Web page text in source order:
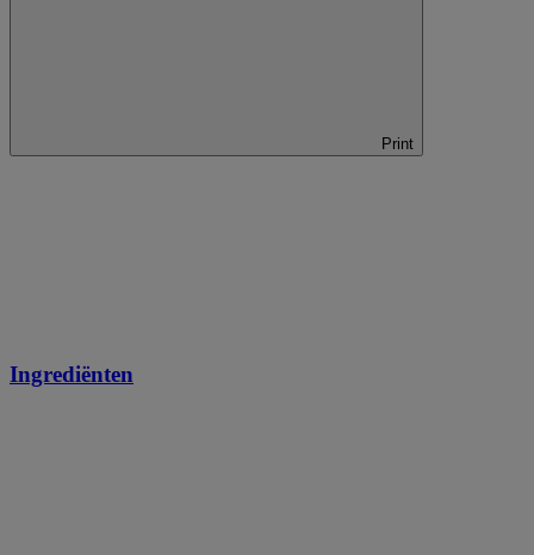
Print
Ingrediënten